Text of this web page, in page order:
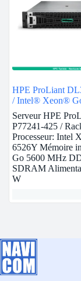
HPE ProLiant
/ Intel® Xeon®
/ 128GB
Serveur HPE
P77241-425 /
Processeur: Intel
6526Y Mémoire
Go 5600 MHz
SDRAM
W